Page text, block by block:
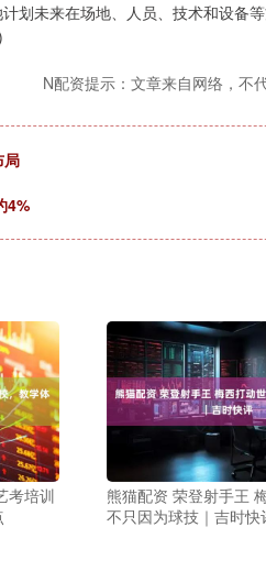
划未来在场地、人员、技术和设备等
N配资提示：文章来自网络，不
局
4%
考培训
熊猫配资 荣登射手王
不只因为球技｜吉时快